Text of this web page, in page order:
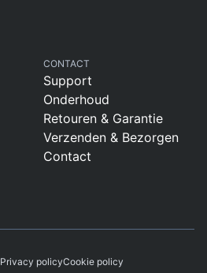
CONTACT
Support
Onderhoud
Retouren & Garantie
Verzenden & Bezorgen
Contact
Privacy policyCookie policy